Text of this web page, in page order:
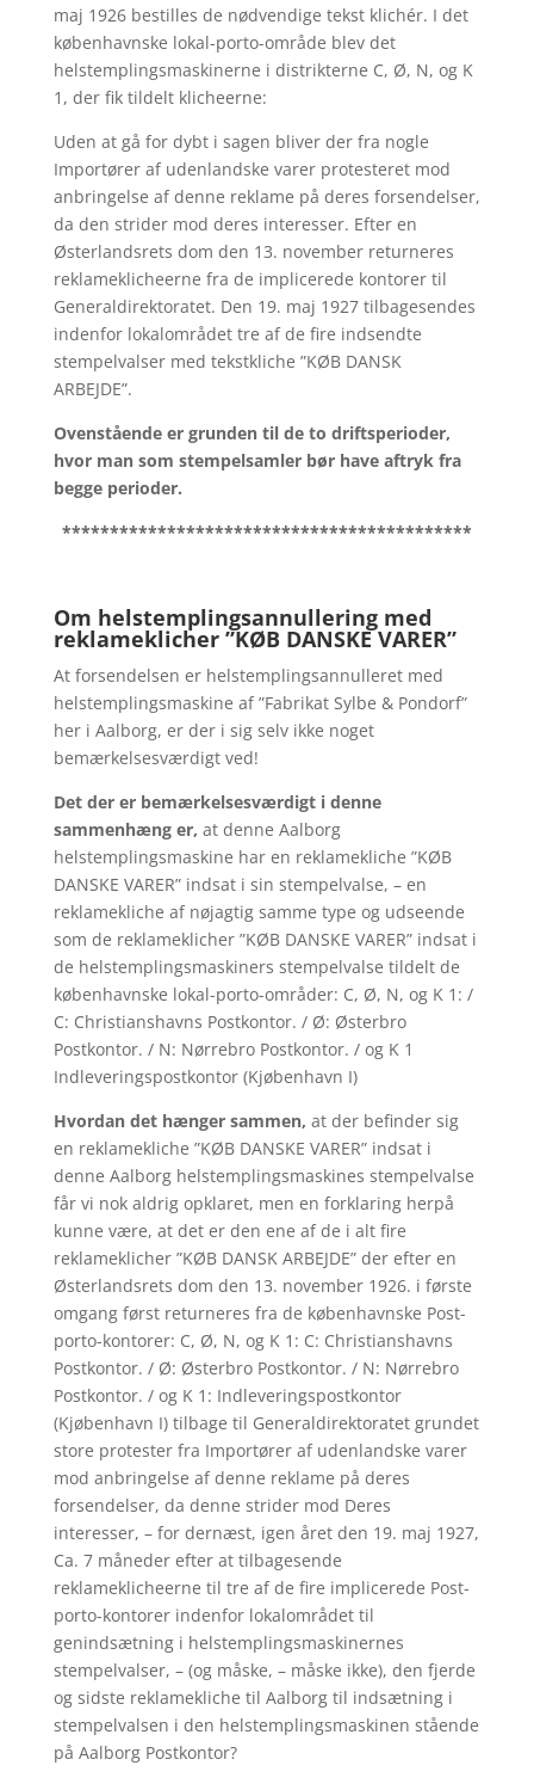
maj 1926 bestilles de nødvendige tekst klichér. I det
københavnske lokal-porto-område blev det
helstemplingsmaskinerne i distrikterne C, Ø, N, og K
1, der fik tildelt klicheerne:
Uden at gå for dybt i sagen bliver der fra nogle
Importører af udenlandske varer protesteret mod
anbringelse af denne reklame på deres forsendelser,
da den strider mod deres interesser. Efter en
Østerlandsrets dom den 13. november returneres
reklameklicheerne fra de implicerede kontorer til
Generaldirektoratet. Den 19. maj 1927 tilbagesendes
indenfor lokalområdet tre af de fire indsendte
stempelvalser med tekstkliche ”KØB DANSK
ARBEJDE”.
Ovenstående er grunden til de to driftsperioder,
hvor man som stempelsamler bør have aftryk fra
begge perioder.
*******************************************
Om helstemplingsannullering med
reklameklicher ”KØB DANSKE VARER”
At forsendelsen er helstemplingsannulleret med
helstemplingsmaskine af ”Fabrikat Sylbe & Pondorf”
her i Aalborg, er der i sig selv ikke noget
bemærkelsesværdigt ved!
Det der er bemærkelsesværdigt i denne
sammenhæng er, at denne Aalborg
helstemplingsmaskine har en reklamekliche ”KØB
DANSKE VARER” indsat i sin stempelvalse, – en
reklamekliche af nøjagtig samme type og udseende
som de reklameklicher ”KØB DANSKE VARER” indsat i
de helstemplingsmaskiners stempelvalse tildelt de
københavnske lokal-porto-områder: C, Ø, N, og K 1: /
C: Christianshavns Postkontor. / Ø: Østerbro
Postkontor. / N: Nørrebro Postkontor. / og K 1
Indleveringspostkontor (Kjøbenhavn I)
Hvordan det hænger sammen, at der befinder sig
en reklamekliche ”KØB DANSKE VARER” indsat i
denne Aalborg helstemplingsmaskines stempelvalse
får vi nok aldrig opklaret, men en forklaring herpå
kunne være, at det er den ene af de i alt fire
reklameklicher ”KØB DANSK ARBEJDE” der efter en
Østerlandsrets dom den 13. november 1926. i første
omgang først returneres fra de københavnske Post-
porto-kontorer: C, Ø, N, og K 1: C: Christianshavns
Postkontor. / Ø: Østerbro Postkontor. / N: Nørrebro
Postkontor. / og K 1: Indleveringspostkontor
(Kjøbenhavn I) tilbage til Generaldirektoratet grundet
store protester fra Importører af udenlandske varer
mod anbringelse af denne reklame på deres
forsendelser, da denne strider mod Deres
interesser, – for dernæst, igen året den 19. maj 1927,
Ca. 7 måneder efter at tilbagesende
reklameklicheerne til tre af de fire implicerede Post-
porto-kontorer indenfor lokalområdet til
genindsætning i helstemplingsmaskinernes
stempelvalser, – (og måske, – måske ikke), den fjerde
og sidste reklamekliche til Aalborg til indsætning i
stempelvalsen i den helstemplingsmaskinen stående
på Aalborg Postkontor?